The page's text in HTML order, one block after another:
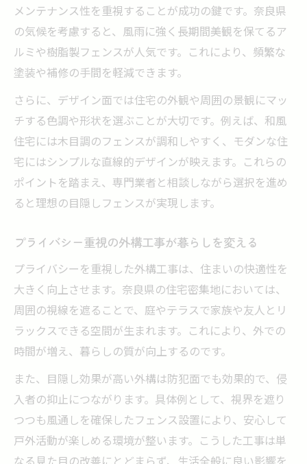
奈良県特有の外構工事成功ポイント
外構工事で重視したい奈良県の景観配慮
外構工事と奈良県の地域規制の関係性
地域特性を活かした外構工事のポイント
奈良県の住宅事情に合う外構工事の選択肢
デザインと機能が両立する目隠し外構の工夫
外構工事で実現する美しい目隠しデザイン
外構工事に求められる機能性とデザイン性
外構工事で叶える景観と調和する目隠し案
機能美を追求した外構工事のポイント
理想の暮らしへ導く外構工事のアイデア
外構工事で叶える理想のプライベート空間
外構工事のプロが提案する快適な暮らし方
外構工事の発想で暮らしの質を高める
理想の住まいを実現する外構工事術
メンテナンス性を重視することが成功の鍵です。奈良県
の気候を考慮すると、風雨に強く長期間美観を保てるア
ルミや樹脂製フェンスが人気です。これにより、頻繁な
塗装や補修の手間を軽減できます。
さらに、デザイン面では住宅の外観や周囲の景観にマッ
チする色調や形状を選ぶことが大切です。例えば、和風
住宅には木目調のフェンスが調和しやすく、モダンな住
宅にはシンプルな直線的デザインが映えます。これらの
ポイントを踏まえ、専門業者と相談しながら選択を進め
ると理想の目隠しフェンスが実現します。
プライバシー重視の外構工事が暮らしを変える
プライバシーを重視した外構工事は、住まいの快適性を
大きく向上させます。奈良県の住宅密集地においては、
周囲の視線を遮ることで、庭やテラスで家族や友人とリ
ラックスできる空間が生まれます。これにより、外での
時間が増え、暮らしの質が向上するのです。
また、目隠し効果が高い外構は防犯面でも効果的で、侵
入者の抑止につながります。具体例として、視界を遮り
つつも風通しを確保したフェンス設置により、安心して
戸外活動が楽しめる環境が整います。こうした工事は単
なる見た目の改善にとどまらず、生活全般に良い影響を